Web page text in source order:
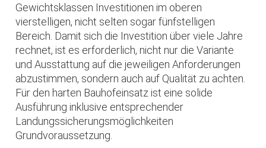
Gewichtsklassen Investitionen im oberen
vierstelligen, nicht selten sogar fünfstelligen
Bereich. Damit sich die Investition über viele Jahre
rechnet, ist es erforderlich, nicht nur die Variante
und Ausstattung auf die jeweiligen Anforderungen
abzustimmen, sondern auch auf Qualität zu achten.
Für den harten Bauhofeinsatz ist eine solide
Ausführung inklusive entsprechender
Landungssicherungsmöglichkeiten
Grundvoraussetzung.